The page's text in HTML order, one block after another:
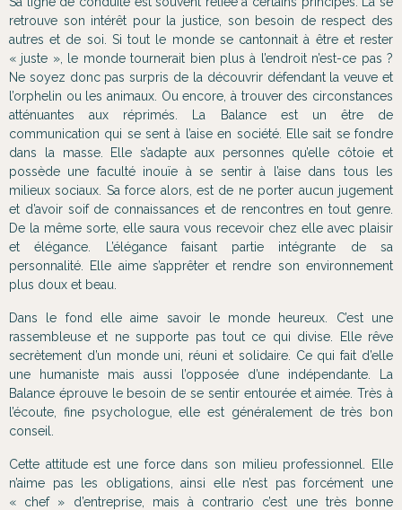
retrouve son intérêt pour la justice, son besoin de respect des
autres et de soi. Si tout le monde se cantonnait à être et rester
« juste », le monde tournerait bien plus à l’endroit n’est-ce pas ?
Ne soyez donc pas surpris de la découvrir défendant la veuve et
l’orphelin ou les animaux. Ou encore, à trouver des circonstances
atténuantes aux réprimés. La Balance est un être de
communication qui se sent à l’aise en société. Elle sait se fondre
dans la masse. Elle s’adapte aux personnes qu’elle côtoie et
possède une faculté inouïe à se sentir à l’aise dans tous les
milieux sociaux. Sa force alors, est de ne porter aucun jugement
et d’avoir soif de connaissances et de rencontres en tout genre.
De la même sorte, elle saura vous recevoir chez elle avec plaisir
et élégance. L’élégance faisant partie intégrante de sa
personnalité. Elle aime s’apprêter et rendre son environnement
plus doux et beau.
Dans le fond elle aime savoir le monde heureux. C’est une
rassembleuse et ne supporte pas tout ce qui divise. Elle rêve
secrètement d’un monde uni, réuni et solidaire. Ce qui fait d’elle
une humaniste mais aussi l’opposée d’une indépendante. La
Balance éprouve le besoin de se sentir entourée et aimée. Très à
l’écoute, fine psychologue, elle est généralement de très bon
conseil.
Cette attitude est une force dans son milieu professionnel. Elle
n’aime pas les obligations, ainsi elle n’est pas forcément une
« chef » d’entreprise, mais à contrario c’est une très bonne